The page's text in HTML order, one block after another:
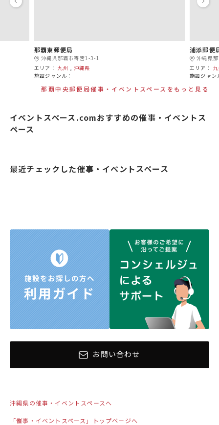
那覇東郵便局
沖縄県那覇市寄宮1-3-1
エリア： 九州 ,沖縄県
施設ジャンル：
浦添郵便
沖縄県
エリア：
施設ジャン
那覇中央郵便局催事・イベントスペースをもっと見る
イベントスペース.comおすすめの催事・イベントス
ペース
最近チェックした催事・イベントスペース
お問い合わせ
沖縄県の催事・イベントスペースへ
「催事・イベントスペース」トップページへ